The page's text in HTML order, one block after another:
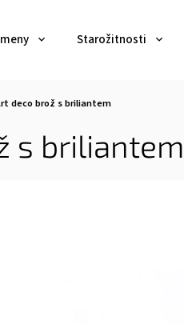
Starožitnosti
deco brož s briliantem
s briliantem